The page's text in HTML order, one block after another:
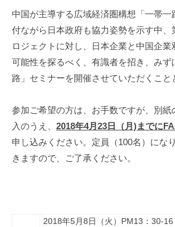
中国が主導する広域経済圏構想「一帯一
付ながら日本政府も協力姿勢を示す中、
ロジェクトに対し、日本企業と中国企業
可能性を探るべく、有識者を招き、みず
路」セミナーを開催させていただくこと
参加ご希望の方は、お手数ですが、別紙
入のうえ、 2018年4月23日（月)までに
申し込みください。定員（100名）にな
きますので、ご了承ください。
2018年5月8日（火） PM13 ： 30-16